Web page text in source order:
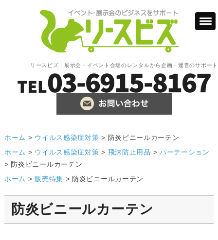
リースビズ｜展示会・イベント会場のレンタルから企画・運営のサポート
ホーム > ウイルス感染症対策 > 防炎ビニールカーテン
ホーム > ウイルス感染症対策 > 飛沫防止用品 > パーテーション
> 防炎ビニールカーテン
ホーム > 販売特集 > 防炎ビニールカーテン
防炎ビニールカーテン